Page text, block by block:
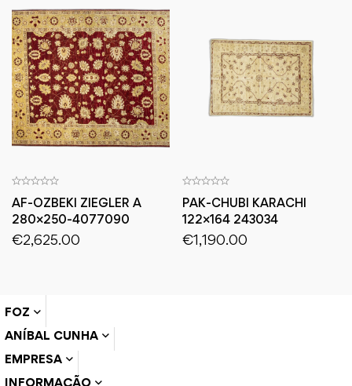
AF-OZBEKI ZIEGLER A
280×250-4077090
€2,625.00
PAK-CHUBI KARACHI
122×164 243034
€1,190.00
FOZ
ANÍBAL CUNHA
EMPRESA
INFORMAÇÃO